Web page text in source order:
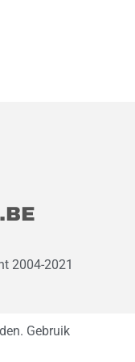
2004-2021
Gebruik